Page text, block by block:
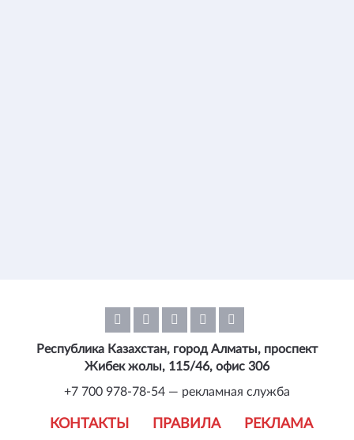
КОНТАКТЫ ПРАВИЛА РЕКЛАМА
Республика Казахстан, город Алматы, проспект
Жибек жолы, 115/46, офис 306
+7 700 978-78-54 — рекламная служба